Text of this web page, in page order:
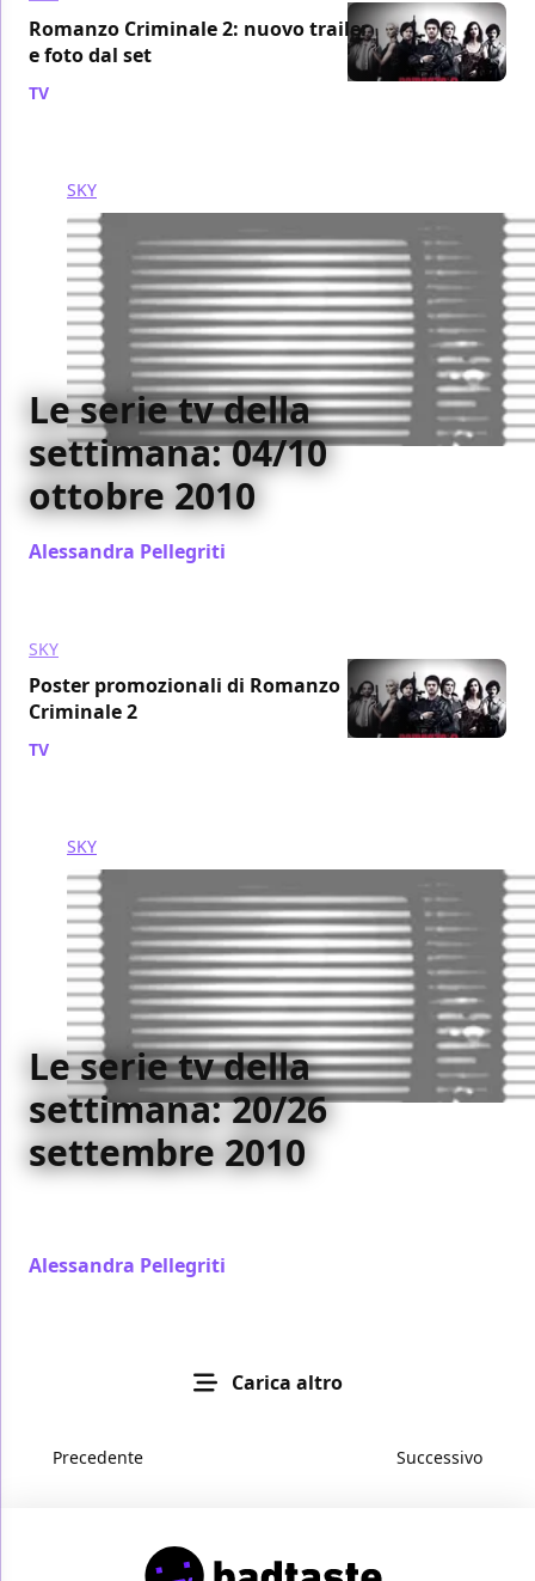
Romanzo Criminale 2: nuovo trailer
e foto dal set
TV
SKY
Le serie tv della
settimana: 04/10
ottobre 2010
Alessandra Pellegriti
SKY
Poster promozionali di Romanzo
Criminale 2
TV
SKY
Le serie tv della
settimana: 20/26
settembre 2010
Alessandra Pellegriti
Carica altro
Precedente Successivo